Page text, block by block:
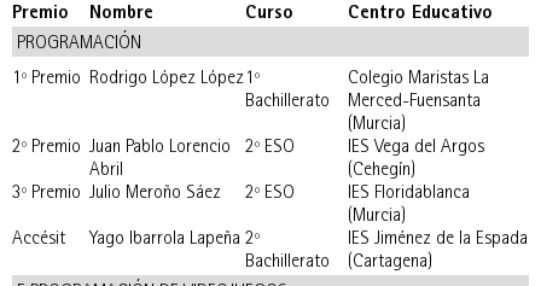
Premio Nombre Curso
Centro Educativo
PROGRAMACIÓN
1º Premio Rodrigo López López1º
Bachillerato
Colegio Maristas La
Merced-Fuensanta
(Murcia)
2º Premio Juan Pablo Lorencio
Abril
2º ESO
IES Vega del Argos
(Cehegín)
3º Premio Julio Meroño Sáez 2º ESO
IES Floridablanca
(Murcia)
Accésit
Yago Ibarrola Lapeña 2º
Bachillerato
IES Jiménez de la Espada
(Cartagena)